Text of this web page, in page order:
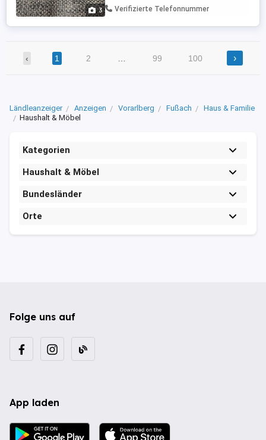
3 Verifizierte Telefonnummer
‹ 1 2 99 100 ›
Ländleanzeiger Anzeigen Vorarlberg Fußach
Haus & Familie
Haushalt & Möbel
Kategorien
Haushalt & Möbel
Bundesländer
Orte
Folge uns auf
App laden